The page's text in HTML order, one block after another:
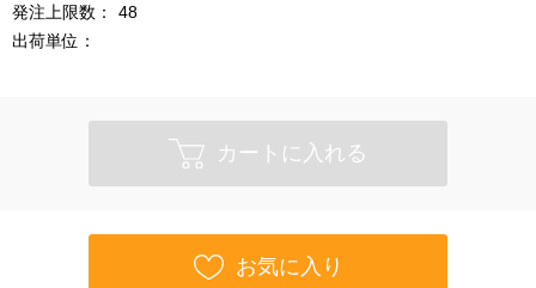
発注上限数：
48
出荷単位：
カートに入れる
お気に入り